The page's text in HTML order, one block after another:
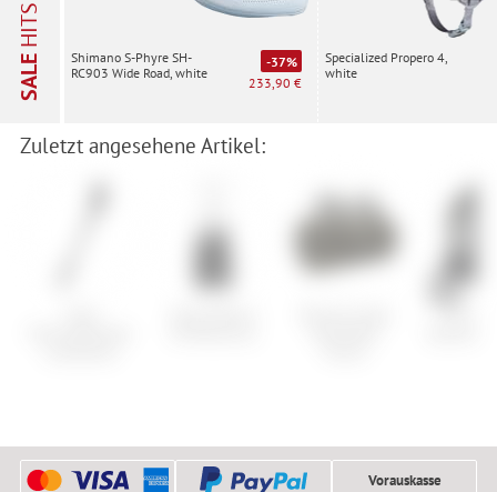
SALE
HITS
Shimano S-Phyre SH-
RC903 Wide Road, white
-37%
233,90 €
Specialized Propero 4,
white
Zuletzt angesehene Artikel:
Vorauskasse